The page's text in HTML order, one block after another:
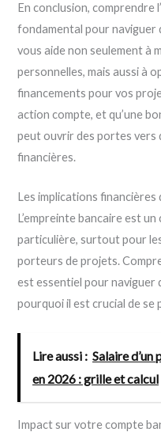
En conclusion, comprendre
fondamental pour naviguer
vous aide non seulement à
personnelles, mais aussi à
financements pour vos
action compte, et qu’une
peut ouvrir des portes vers
financières.
Les implications financières
L’empreinte bancaire est
particulière, surtout pour
porteurs de projets.
est essentiel pour naviguer
pourquoi il est crucial de se
Lire aussi : Salaire
en 2026 : grille et calcul
Impact sur votre compte